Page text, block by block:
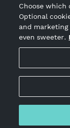
Hosted
Holvi Payment
© 2026 Holvi
CANCEL
Choose which
Optional
and
even sweeter.